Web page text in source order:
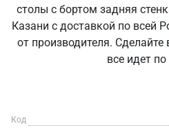
столы с бортом задняя
Казани с доставкой по всей
от производителя.
все идет
Код